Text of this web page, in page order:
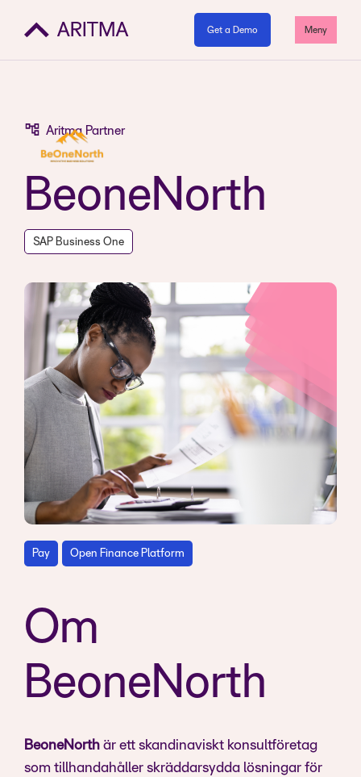
Get a Demo Meny
Aritma Partner
BeoneNorth
SAP Business One
Pay Open Finance Platform
Om
BeoneNorth
BeoneNorth är ett skandinaviskt konsultföretag
som tillhandahåller skräddarsydda lösningar för